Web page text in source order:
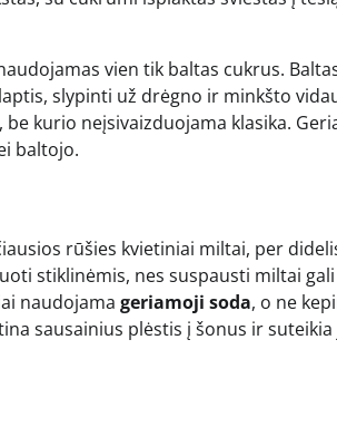
vien tik baltas cukrus.
slypinti už drėgno ir minkšto
kurio neįsivaizduojama klasika.
baltojo.
rūšies kvietiniai miltai, per
stiklinėmis, nes suspausti miltai
naudojama geriamoji soda, o ne
sausainius plėstis į šonus ir suteikia